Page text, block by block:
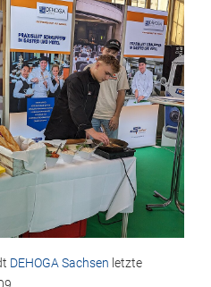
DEHOGA Sachsen letzte